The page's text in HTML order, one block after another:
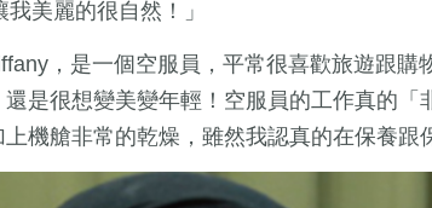
我美麗的很自然！」
，是一個空服員，平常很喜歡旅遊跟
是很想變美變年輕！空服員的工作真的
機艙非常的乾燥，雖然我認真的在保養跟